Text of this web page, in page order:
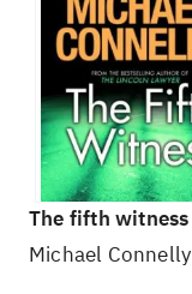
The fifth witness
Michael Connelly